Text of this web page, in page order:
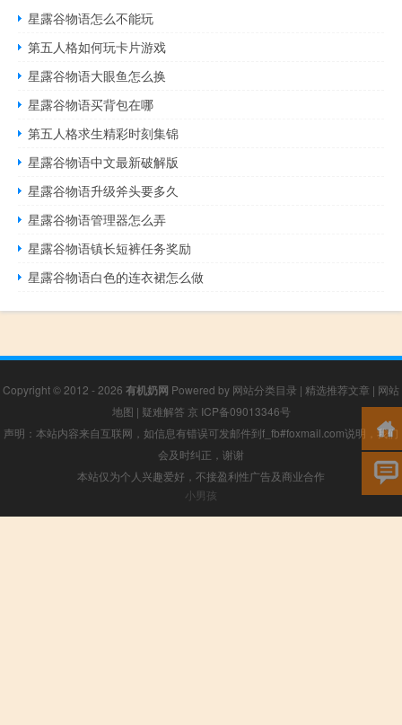
星露谷物语怎么不能玩
第五人格如何玩卡片游戏
星露谷物语大眼鱼怎么换
星露谷物语买背包在哪
第五人格求生精彩时刻集锦
星露谷物语中文最新破解版
星露谷物语升级斧头要多久
星露谷物语管理器怎么弄
星露谷物语镇长短裤任务奖励
星露谷物语白色的连衣裙怎么做
Copyright © 2012 - 2026 有机奶网 Powered by 网站分类目录 | 精选推荐文章 | 网站
地图 | 疑难解答 京 ICP备09013346号
声明：本站内容来自互联网，如信息有错误可发邮件到f_fb#foxmail.com说明，我们
会及时纠正，谢谢
本站仅为个人兴趣爱好，不接盈利性广告及商业合作
小男孩